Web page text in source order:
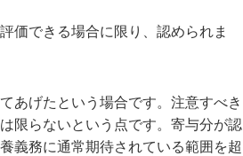
価できる場合に限り、認められま
あげたという場合です。注意すべき
限らないという点です。寄与分が認
義務に通常期待されている範囲を超